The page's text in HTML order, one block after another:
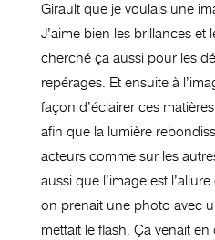
Girault que je voulais une
J’aime bien les brillances
cherché ça aussi pour les
repérages. Et ensuite à
façon d’éclairer ces
afin que la lumière
acteurs comme sur les
aussi que l’image est
on prenait une photo avec
mettait le flash. Ça venait